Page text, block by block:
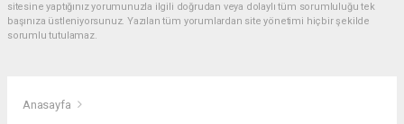
sitesine yaptığınız yorumunuzla ilgili doğrudan veya dolaylı tüm sorumluluğu tek
başınıza üstleniyorsunuz. Yazılan tüm yorumlardan site yönetimi hiçbir şekilde
sorumlu tutulamaz.
Anasayfa